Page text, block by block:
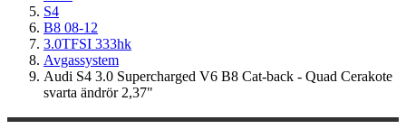
S4
B8 08-12
3.0TFSI 333hk
Avgassystem
Audi S4 3.0 Supercharged V6 B8 Cat-back - Quad Cerakote
svarta ändrör 2,37"